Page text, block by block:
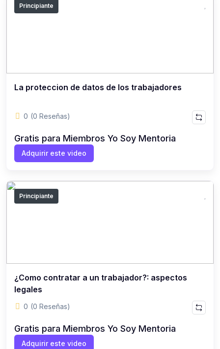
Principiante
La proteccion de datos de los trabajadores
0 (0 Reseñas)
Gratis para Miembros Yo Soy Mentoria
Adquirir este video
Principiante
¿Como contratar a un trabajador?: aspectos
legales
0 (0 Reseñas)
Gratis para Miembros Yo Soy Mentoria
Adquirir este video